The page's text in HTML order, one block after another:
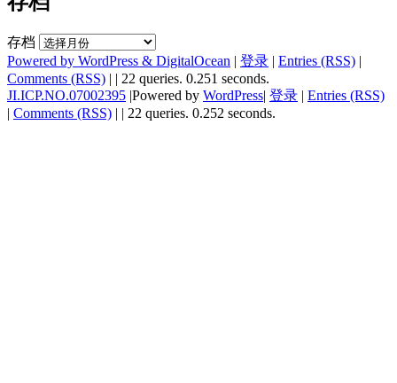
存档
Powered by WordPress & DigitalOcean | 登录 | Entries (RSS) |
Comments (RSS) | | 22 queries. 0.251 seconds.
JI.ICP.NO.07002395 |Powered by WordPress| 登录 | Entries (RSS)
| Comments (RSS) | | 22 queries. 0.252 seconds.